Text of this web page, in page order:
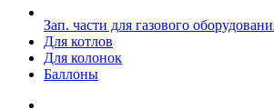
Зап. части для газового
Для котлов
Для колонок
Баллоны